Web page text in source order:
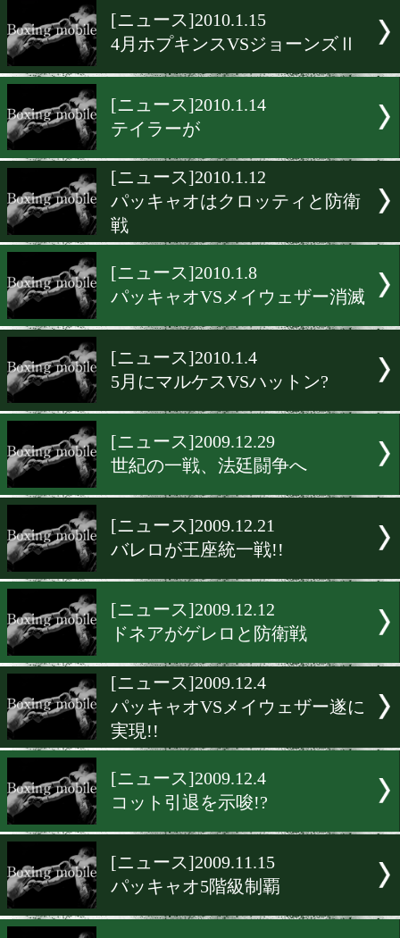
[ニュース]2010.1.21
パッキャオVSクロッティ
表
[ニュース]2010.1.21
モズリーVSメイウェザー
性
[ニュース]2010.1.15
4月ホプキンスVSジョー
テイラーが
[ニュース]2010.1.12
パッキャオはクロッティと
戦
[ニュース]2010.1.8
パッキャオVSメイウェザ
[ニュース]2010.1.4
5月にマルケスVSハットン?
[ニュース]2009.12.29
世紀の一戦、法廷闘争へ
[ニュース]2009.12.21
バレロが王座統一戦!!